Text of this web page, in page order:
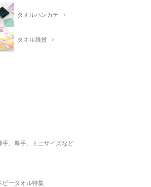
タオルハンカチ
タオル雑貨
手、厚手、ミニサイズなど
ビータオル特集